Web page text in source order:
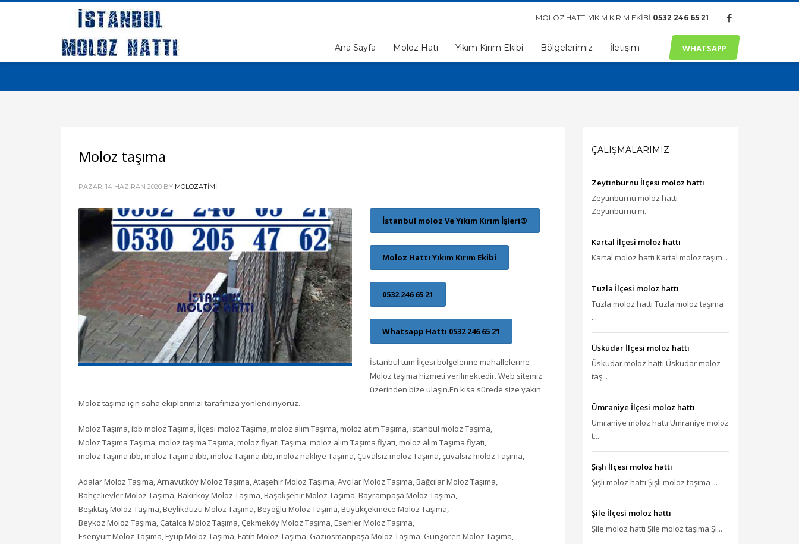
MOLOZ HATTI YIKIM KIRIM EKİBİ 0532 246 65 21
Ana Sayfa Moloz Hatı Yıkım Kırım Ekibi Bölgelerimiz İletişim WHATSAPP
Moloz taşıma
PAZAR, 14 HAZIRAN 2020 BY MOLOZATIMI
İstanbul moloz Ve Yıkım Kırım İşleri®
Moloz Hattı Yıkım Kırım Ekibi
0532 246 65 21
Whatsapp Hattı 0532 246 65 21
İstanbul tüm İlçesi bölgelerine mahallelerine
Moloz taşıma hizmeti verilmektedir. Web sitemiz
üzerinden bize ulaşın.En kısa sürede size yakın
Moloz taşıma için saha ekiplerimizi tarafınıza yönlendiriyoruz.
Moloz Taşıma, ibb moloz Taşıma, İlçesi moloz Taşıma, moloz alım Taşıma, moloz atım Taşıma, istanbul moloz Taşıma,
Moloz Taşıma Taşıma, moloz taşıma Taşıma, moloz fiyatı Taşıma, moloz alım Taşıma fiyatı, moloz alım Taşıma fiyatı,
moloz Taşıma ibb, moloz Taşıma ibb, moloz Taşıma ibb, moloz nakliye Taşıma, Çuvalsız moloz Taşıma, çuvalsız moloz Taşıma,
Adalar Moloz Taşıma, Arnavutköy Moloz Taşıma, Ataşehir Moloz Taşıma, Avcılar Moloz Taşıma, Bağcılar Moloz Taşıma,
Bahçelievler Moloz Taşıma, Bakırköy Moloz Taşıma, Başakşehir Moloz Taşıma, Bayrampaşa Moloz Taşıma,
Beşiktaş Moloz Taşıma, Beylikdüzü Moloz Taşıma, Beyoğlu Moloz Taşıma, Büyükçekmece Moloz Taşıma,
Beykoz Moloz Taşıma, Çatalca Moloz Taşıma, Çekmeköy Moloz Taşıma, Esenler Moloz Taşıma,
Esenyurt Moloz Taşıma, Eyüp Moloz Taşıma, Fatih Moloz Taşıma, Gaziosmanpaşa Moloz Taşıma, Güngören Moloz Taşıma,
ÇALIŞMALARIMIZ
Zeytinburnu İlçesi moloz hattı
Zeytinburnu moloz hattı
Zeytinburnu m...
Kartal İlçesi moloz hattı
Kartal moloz hattı Kartal moloz taşım...
Tuzla İlçesi moloz hattı
Tuzla moloz hattı Tuzla moloz taşıma
...
Üsküdar İlçesi moloz hattı
Üsküdar moloz hattı Üsküdar moloz
taş...
Ümraniye İlçesi moloz hattı
Ümraniye moloz hattı Ümraniye moloz
t...
Şişli İlçesi moloz hattı
Şişli moloz hattı Şişli moloz taşıma ...
Şile İlçesi moloz hattı
Şile moloz hattı Şile moloz taşıma Şi...